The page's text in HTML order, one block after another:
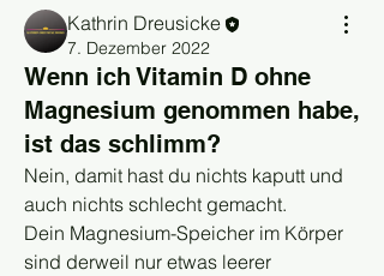
Kathrin Dreusicke
7. Dezember 2022
Wenn ich Vitamin D ohne
Magnesium genommen habe,
ist das schlimm?
Nein, damit hast du nichts kaputt und
auch nichts schlecht gemacht.
Dein Magnesium-Speicher im Körper
sind derweil nur etwas leerer